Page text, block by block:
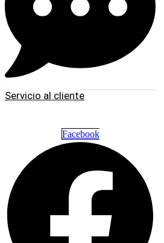
Servicio al cliente
Facebook